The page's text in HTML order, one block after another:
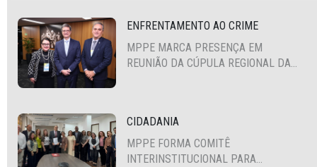
ENFRENTAMENTO AO CRIME
MPPE MARCA PRESENÇA EM
REUNIÃO DA CÚPULA REGIONAL DA
CIDADANIA
MPPE FORMA COMITÊ
INTERINSTITUCIONAL PARA